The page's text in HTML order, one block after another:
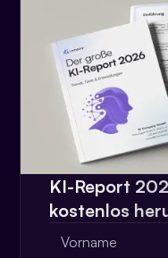
KI-Report
kostenlos